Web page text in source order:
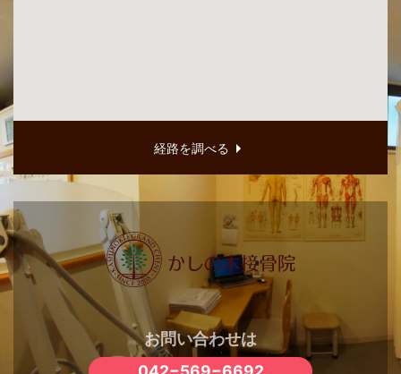
経路を調べる
お問い合わせは